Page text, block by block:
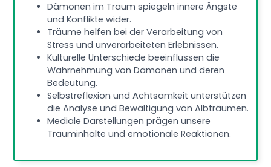
Dämonen im Traum spiegeln innere Ängste
und Konflikte wider.
Träume helfen bei der Verarbeitung von
Stress und unverarbeiteten Erlebnissen.
Kulturelle Unterschiede beeinflussen die
Wahrnehmung von Dämonen und deren
Bedeutung.
Selbstreflexion und Achtsamkeit unterstützen
die Analyse und Bewältigung von Albträumen.
Mediale Darstellungen prägen unsere
Trauminhalte und emotionale Reaktionen.